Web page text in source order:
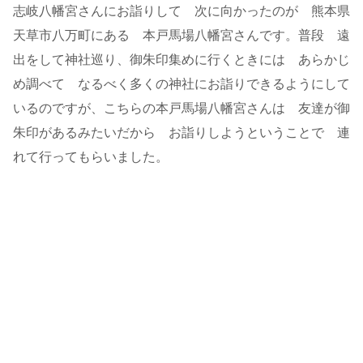
志岐八幡宮さんにお詣りして 次に向かったのが 熊本県
天草市八万町にある 本戸馬場八幡宮さんです。普段 遠
出をして神社巡り、御朱印集めに行くときには あらかじ
め調べて なるべく多くの神社にお詣りできるようにして
いるのですが、こちらの本戸馬場八幡宮さんは 友達が御
朱印があるみたいだから お詣りしようということで 連
れて行ってもらいました。